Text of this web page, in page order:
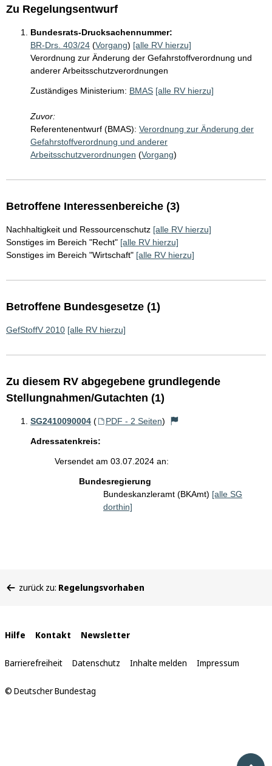
Zu Regelungsentwurf
Bundesrats-Drucksachennummer:
BR-Drs. 403/24 (Vorgang) [alle RV hierzu]
Verordnung zur Änderung der Gefahrstoffverordnung und
anderer Arbeitsschutzverordnungen
Zuständiges Ministerium: BMAS [alle RV hierzu]
Zuvor:
Referentenentwurf (BMAS): Verordnung zur Änderung der
Gefahrstoffverordnung und anderer
Arbeitsschutzverordnungen (Vorgang)
Betroffene Interessenbereiche (3)
Nachhaltigkeit und Ressourcenschutz [alle RV hierzu]
Sonstiges im Bereich "Recht" [alle RV hierzu]
Sonstiges im Bereich "Wirtschaft" [alle RV hierzu]
Betroffene Bundesgesetze (1)
GefStoffV 2010 [alle RV hierzu]
Zu diesem RV abgegebene grundlegende
Stellungnahmen/Gutachten (1)
SG2410090004 ( PDF - 2 Seiten)
Adressatenkreis:
Versendet am 03.07.2024 an:
Bundesregierung
Bundeskanzleramt (BKAmt) [alle SG
dorthin]
befinden
zurück zu: Regelungsvorhaben
Interne
Links
Hilfe Kontakt Newsletter
Barrierefreiheit Datenschutz Inhalte melden Impressum
© Deutscher Bundestag